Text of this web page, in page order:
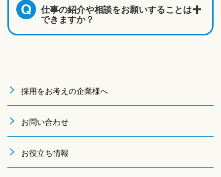
Q 仕事の紹介や相談をお願いすることは
できますか？
採用をお考えの企業様へ
お問い合わせ
お役立ち情報